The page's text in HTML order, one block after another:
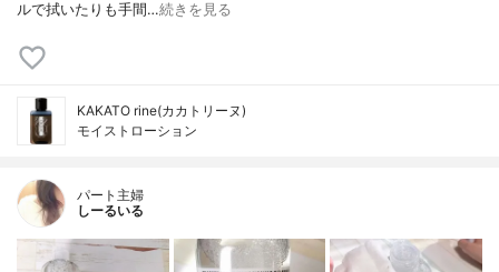
ルで拭いたりも手間…続きを見る
KAKATO rine(カカトリーヌ)
モイストローション
パート主婦
しーるいる